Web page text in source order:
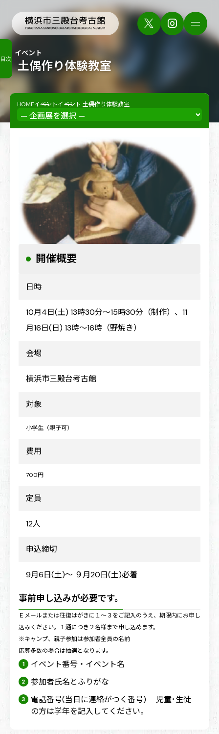
土偶作り体験教室
イベント
HOMEイベントイベント 土偶作り体験教室
開催概要
日時
10月4日(土) 13時30分～15時30分（制作）、11
月16日(日) 13時～16時（野焼き）
会場
横浜市三殿台考古館
対象
小学生（親子可）
費用
700円
定員
12人
申込締切
9月6日(土)～ ９月20日(土)必着
事前申し込みが必要です。
Ｅメールまたは往復はがきに１～３をご記入のうえ、期限内にお申し
込みください。１通につき２名様まで申し込めます。
※キャンプ、親子参加は参加者全員の名前
応募多数の場合は抽選となります。
イベント番号・イベント名
参加者氏名とふりがな
電話番号(当日に連絡がつく番号) 児童･生徒
の方は学年を記入してください。
目次